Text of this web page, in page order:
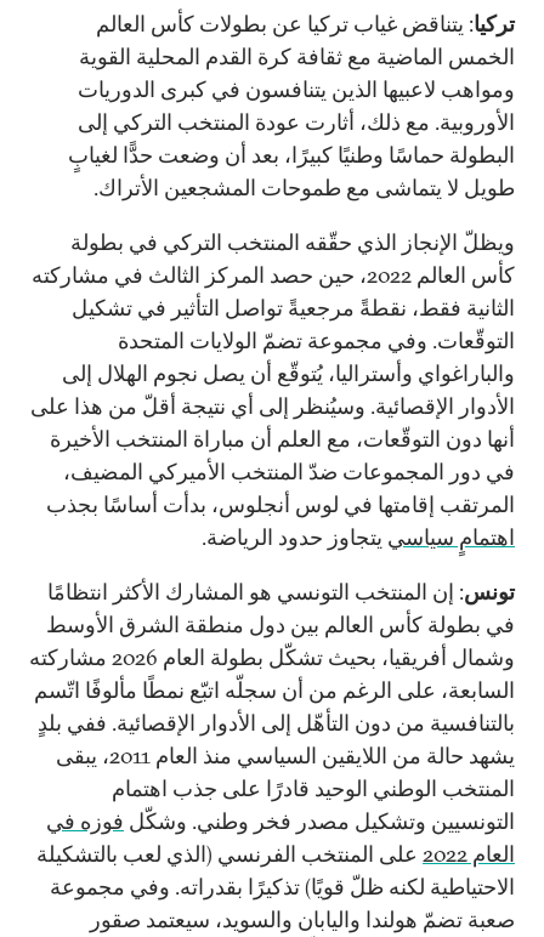
تركيا: يتناقض غياب تركيا عن بطولات كأس العالم
الخمس الماضية مع ثقافة كرة القدم المحلية القوية
ومواهب لاعبيها الذين يتنافسون في كبرى الدوريات
الأوروبية. مع ذلك، أثارت عودة المنتخب التركي إلى
البطولة حماسًا وطنيًا كبيرًا، بعد أن وضعت حدًّا لغيابٍ
طويل لا يتماشى مع طموحات المشجعين الأتراك.
ويظلّ الإنجاز الذي حقّقه المنتخب التركي في بطولة
كأس العالم 2022، حين حصد المركز الثالث في مشاركته
الثانية فقط، نقطةً مرجعيةً تواصل التأثير في تشكيل
التوقّعات. وفي مجموعة تضمّ الولايات المتحدة
والباراغواي وأستراليا، يُتوقّع أن يصل نجوم الهلال إلى
الأدوار الإقصائية. وسيُنظر إلى أي نتيجة أقلّ من هذا على
أنها دون التوقّعات، مع العلم أن مباراة المنتخب الأخيرة
في دور المجموعات ضدّ المنتخب الأميركي المضيف،
المرتقب إقامتها في لوس أنجلوس، بدأت أساسًا بجذب
اهتمامٍ سياسي يتجاوز حدود الرياضة.
تونس: إن المنتخب التونسي هو المشارك الأكثر انتظامًا
في بطولة كأس العالم بين دول منطقة الشرق الأوسط
وشمال أفريقيا، بحيث تشكّل بطولة العام 2026 مشاركته
السابعة، على الرغم من أن سجلّه اتبّع نمطًا مألوفًا اتّسم
بالتنافسية من دون التأهّل إلى الأدوار الإقصائية. ففي بلدٍ
يشهد حالة من اللايقين السياسي منذ العام 2011، يبقى
المنتخب الوطني الوحيد قادرًا على جذب اهتمام
التونسيين وتشكيل مصدر فخر وطني. وشكّل فوزه في
العام 2022
على المنتخب الفرنسي (الذي لعب بالتشكيلة
الاحتياطية لكنه ظلّ قويًا) تذكيرًا بقدراته. وفي مجموعة
صعبة تضمّ هولندا واليابان والسويد، سيعتمد صقور